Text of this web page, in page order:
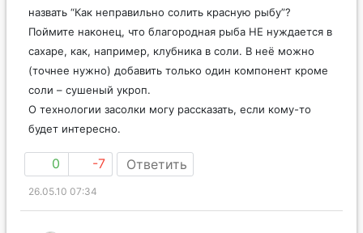
назвать “Как неправильно солить красную рыбу”?
Поймите наконец, что благородная рыба НЕ нуждается в
сахаре, как, например, клубника в соли. В неё можно
(точнее нужно) добавить только один компонент кроме
соли – сушеный укроп.
О технологии засолки могу рассказать, если кому-то
будет интересно.
0 -7 Ответить
26.05.10 07:34